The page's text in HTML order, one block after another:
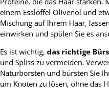
einem Esslöffel Olivenöl und
Mischung auf Ihrem Haar,
einwirken und spülen Sie es
Es ist wichtig, das richtige
und Spliss zu vermeiden.
Naturborsten und bürsten Sie
um Knoten zu lösen, ohne das